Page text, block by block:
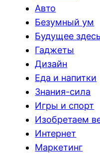
Авто
Безумный ум
Будущее здесь
Гаджеты
Дизайн
Еда и напитки
Знания-сила
Игры и спорт
Изобретаем
Интернет
Маркетинг